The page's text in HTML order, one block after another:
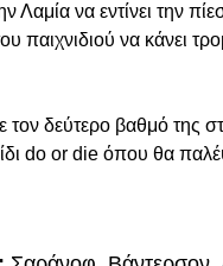
Λαμία να εντίνει την
παιχνιδιού να κάνει
δεύτερο βαθμό της
do or die όπου θα